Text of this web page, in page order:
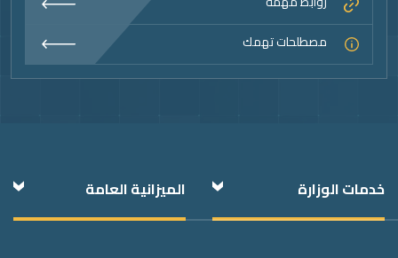
مصطلحات تهمك
خدمات الوزارة الميزانية العامة